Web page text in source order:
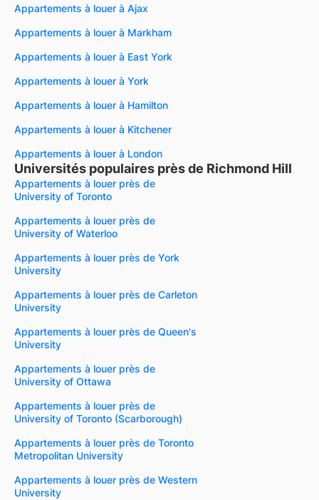
Appartements à louer à Ajax
Appartements à louer à Markham
Appartements à louer à East York
Appartements à louer à York
Appartements à louer à Hamilton
Appartements à louer à Kitchener
Appartements à louer à London
Universités populaires près de Richmond Hill
Appartements à louer près de
University of Toronto
Appartements à louer près de
University of Waterloo
Appartements à louer près de York
University
Appartements à louer près de Carleton
University
Appartements à louer près de Queen's
University
Appartements à louer près de
University of Ottawa
Appartements à louer près de
University of Toronto (Scarborough)
Appartements à louer près de Toronto
Metropolitan University
Appartements à louer près de Western
University